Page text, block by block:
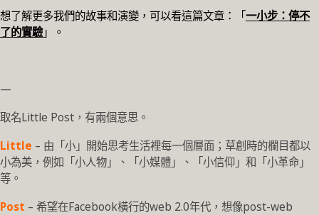
想了解更多我們的故事和演變，可以看這篇文章：「一小步：停不
了的實驗」。
—
取名Little Post，有兩個意思。
Little – 由「小」開始思考生活裡每一個層面；草創時的欄目都以
小為美，例如「小人物」、「小媒體」、「小信仰」和「小革命」
等。
Post – 希望在Facebook橫行的web 2.0年代，想像post-web